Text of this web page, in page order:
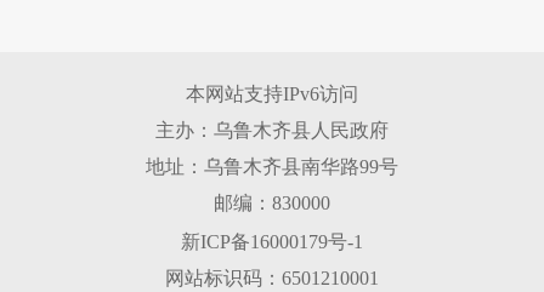
本网站支持IPv6访问
主办：乌鲁木齐县人民政府
地址：乌鲁木齐县南华路99号
邮编：830000
新ICP备16000179号-1
网站标识码：6501210001